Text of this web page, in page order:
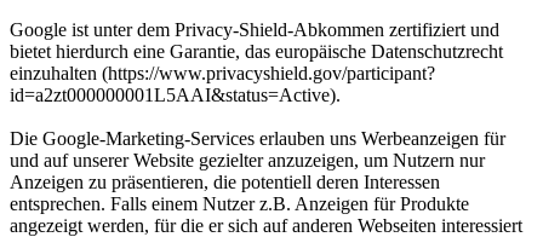
Google ist unter dem Privacy-Shield-Abkommen zertifiziert und
bietet hierdurch eine Garantie, das europäische Datenschutzrecht
einzuhalten (https://www.privacyshield.gov/participant?
id=a2zt000000001L5AAI&status=Active).
Die Google-Marketing-Services erlauben uns Werbeanzeigen für
und auf unserer Website gezielter anzuzeigen, um Nutzern nur
Anzeigen zu präsentieren, die potentiell deren Interessen
entsprechen. Falls einem Nutzer z.B. Anzeigen für Produkte
angezeigt werden, für die er sich auf anderen Webseiten interessiert